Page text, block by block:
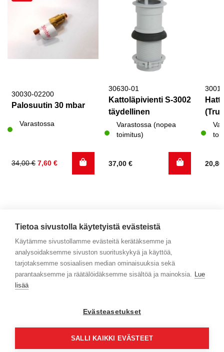
30030-02200
Palosuutin 30 mbar
Varastossa
34,00€
Alkuperäinen
7,60 €
Nykyinen
30630-01
Kattoläpivienti S-3002
täydellinen
Varastossa (nopea
toimitus)
37,00 €
Yhteystiedot
Selaa tuotteita
Maksa turvallisesti
Tietoa sivustolla käytetyistä evästeistä
Käytämme sivustollamme evästeitä kerätäksemme ja
analysoidaksemme sivuston suorituskykyä ja käyttöä,
tarjotaksemme sosiaalisen median ominaisuuksia sekä
parantaaksemme ja räätälöidäksemme sisältöä ja mainoksia. Lue
lisää
Evästeasetukset
SALLI KAIKKI EVÄSTEET